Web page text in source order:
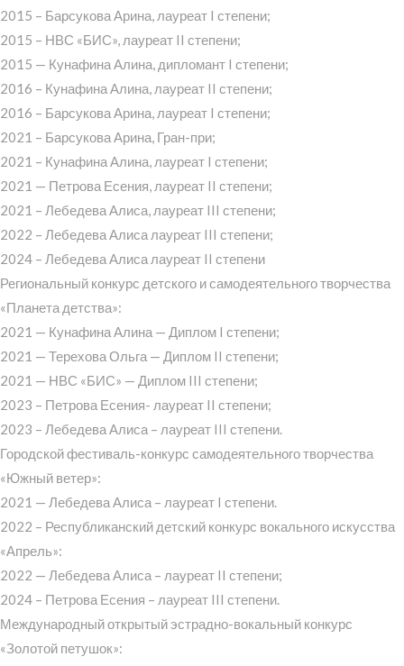
2015 – Барсукова Арина, лауреат I степени;
2015 – НВС «БИС», лауреат II степени;
2015 — Кунафина Алина, дипломант I степени;
2016 – Кунафина Алина, лауреат II степени;
2016 – Барсукова Арина, лауреат I степени;
2021 – Барсукова Арина, Гран-при;
2021 – Кунафина Алина, лауреат I степени;
2021 — Петрова Есения, лауреат II степени;
2021 – Лебедева Алиса, лауреат III степени;
2022 – Лебедева Алиса лауреат III степени;
2024 – Лебедева Алиса лауреат II степени
Региональный конкурс детского и самодеятельного творчества
«Планета детства»:
2021 — Кунафина Алина — Диплом I степени;
2021 — Терехова Ольга — Диплом II степени;
2021 — НВС «БИС» — Диплом III степени;
2023 – Петрова Есения- лауреат II степени;
2023 – Лебедева Алиса – лауреат III степени.
Городской фестиваль-конкурс самодеятельного творчества
«Южный ветер»:
2021 — Лебедева Алиса – лауреат I степени.
2022 – Республиканский детский конкурс вокального искусства
«Апрель»:
2022 — Лебедева Алиса – лауреат II степени;
2024 – Петрова Есения – лауреат III степени.
Международный открытый эстрадно-вокальный конкурс
«Золотой петушок»: